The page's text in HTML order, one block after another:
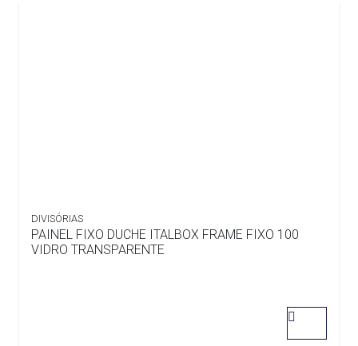
DIVISÓRIAS
PAINEL FIXO DUCHE ITALBOX FRAME FIXO 100
VIDRO TRANSPARENTE